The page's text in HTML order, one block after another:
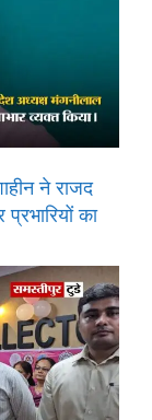
ने राजद
का